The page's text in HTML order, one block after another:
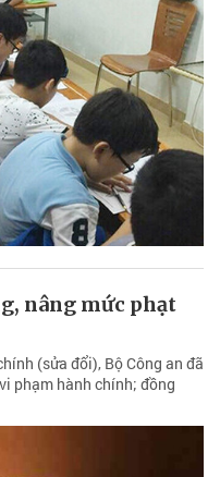
nâng mức phạt
(sửa đổi), Bộ Công an đã
phạm hành chính; đồng